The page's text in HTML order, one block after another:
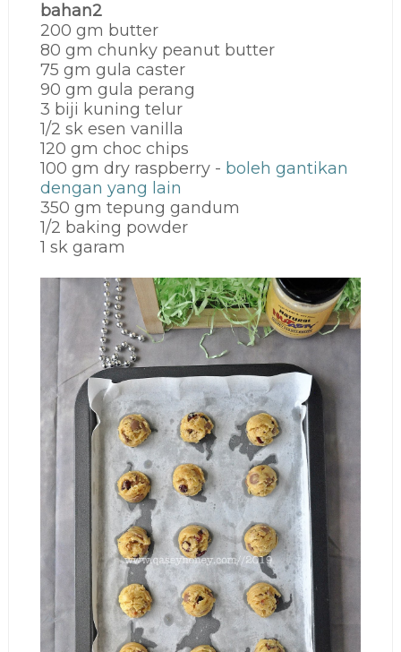
bahan2
200 gm butter
80 gm chunky peanut butter
75 gm gula caster
90 gm gula perang
3 biji kuning telur
1/2 sk esen vanilla
120 gm choc chips
100 gm dry raspberry - boleh gantikan
dengan yang lain
350 gm tepung gandum
1/2 baking powder
1 sk garam